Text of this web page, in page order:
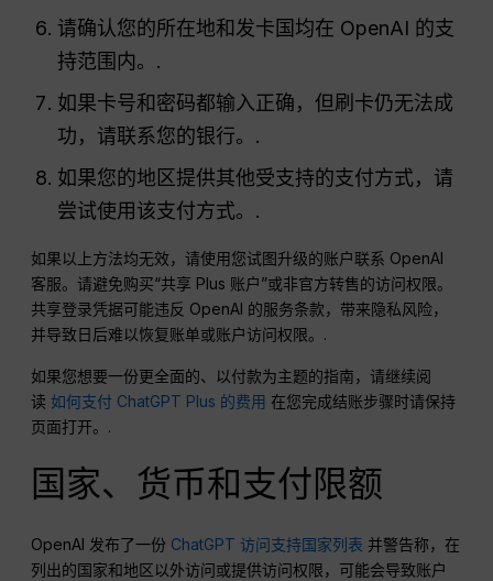
请确认您的所在地和发卡国均在 OpenAI 的支
持范围内。.
如果卡号和密码都输入正确，但刷卡仍无法成
功，请联系您的银行。.
如果您的地区提供其他受支持的支付方式，请
尝试使用该支付方式。.
如果以上方法均无效，请使用您试图升级的账户联系 OpenAI
客服。请避免购买“共享 Plus 账户”或非官方转售的访问权限。
共享登录凭据可能违反 OpenAI 的服务条款，带来隐私风险，
并导致日后难以恢复账单或账户访问权限。.
如果您想要一份更全面的、以付款为主题的指南，请继续阅
读如何支付 ChatGPT Plus 的费用 在您完成结账步骤时请保持
页面打开。.
国家、货币和支付限额
OpenAI 发布了一份 ChatGPT 访问支持国家列表 并警告称，在
列出的国家和地区以外访问或提供访问权限，可能会导致账户